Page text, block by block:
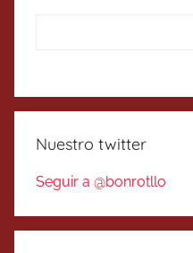
Nuestro twitter
Seguir a @bonrotllo